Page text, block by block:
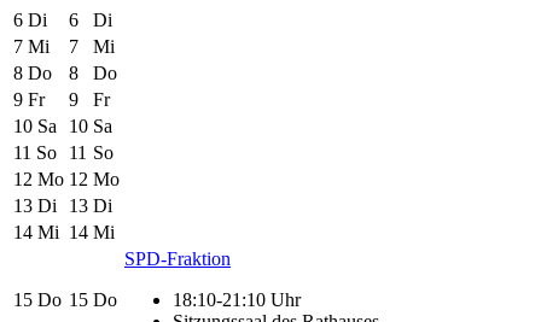
6 Di 6
Di
7 Mi 7
Mi
8 Do 8
Do
9 Fr 9
Fr
10 Sa 10 Sa
11 So 11 So
12 Mo 12 Mo
13 Di 13 Di
14 Mi 14 Mi
15 Do 15 Do
SPD-Fraktion
18:10-21:10 Uhr